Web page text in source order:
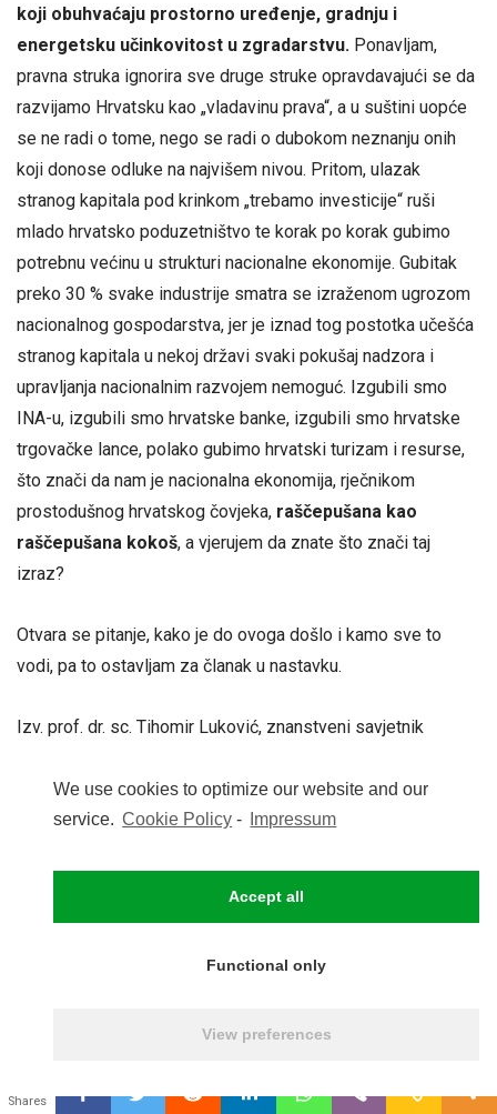
We use cookies to optimize our website and our
service. Cookie Policy - Impressum
Accept all
Functional only
View preferences
koji obuhvaćaju prostorno uređenje, gradnju i
energetsku učinkovitost u zgradarstvu. Ponavljam,
pravna struka ignorira sve druge struke opravdavajući se da
razvijamo Hrvatsku kao „vladavinu prava“, a u suštini uopće
se ne radi o tome, nego se radi o dubokom neznanju onih
koji donose odluke na najvišem nivou. Pritom, ulazak
stranog kapitala pod krinkom „trebamo investicije“ ruši
mlado hrvatsko poduzetništvo te korak po korak gubimo
potrebnu većinu u strukturi nacionalne ekonomije. Gubitak
preko 30 % svake industrije smatra se izraženom ugrozom
nacionalnog gospodarstva, jer je iznad tog postotka učešća
stranog kapitala u nekoj državi svaki pokušaj nadzora i
upravljanja nacionalnim razvojem nemoguć. Izgubili smo
INA-u, izgubili smo hrvatske banke, izgubili smo hrvatske
trgovačke lance, polako gubimo hrvatski turizam i resurse,
što znači da nam je nacionalna ekonomija, rječnikom
prostodušnog hrvatskog čovjeka, raščepušana kao
raščepušana kokoš, a vjerujem da znate što znači taj
izraz?
Otvara se pitanje, kako je do ovoga došlo i kamo sve to
vodi, pa to ostavljam za članak u nastavku.
Izv. prof. dr. sc. Tihomir Luković, znanstveni savjetnik
Zagreb, 21. studenog 2025.
Podjeli
Shares